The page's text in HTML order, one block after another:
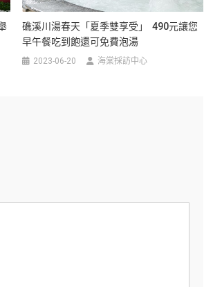
礁溪川湯春天「夏季雙享受」 490元讓您
早午餐吃到飽還可免費泡湯
2023-06-20 海棠採訪中心